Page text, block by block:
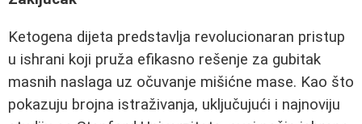
Ketogena dijeta predstavlja revolucionaran pristup
u ishrani koji pruža efikasno rešenje za gubitak
masnih naslaga uz očuvanje mišićne mase. Kao što
pokazuju brojna istraživanja, uključujući i najnoviju